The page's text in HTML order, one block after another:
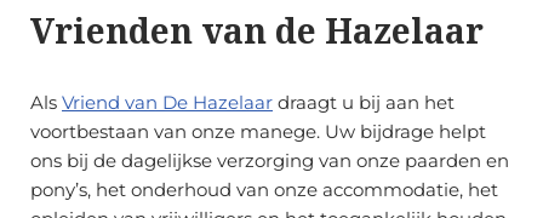
Vrienden van de Hazelaar
Als Vriend van De Hazelaar draagt u bij aan het
voortbestaan van onze manege. Uw bijdrage helpt
ons bij de dagelijkse verzorging van onze paarden en
pony’s, het onderhoud van onze accommodatie, het